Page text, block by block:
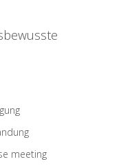
meeting